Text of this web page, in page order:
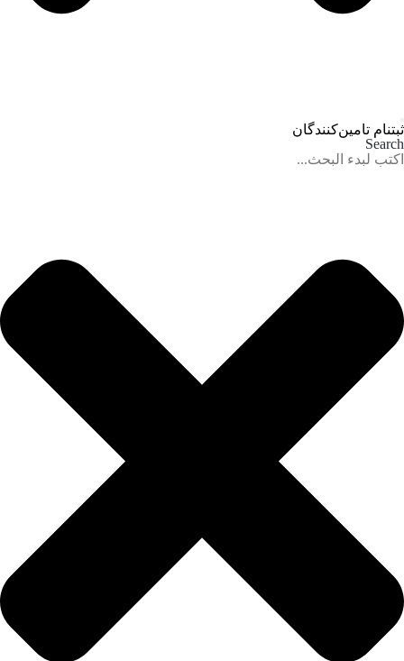
ثبتنام تامین‌کنندگان
Search